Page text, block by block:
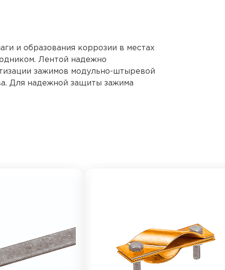
и образования коррозии в местах
Лентой надежно
зажимов модульно-штыревой
Для надежной защиты зажима